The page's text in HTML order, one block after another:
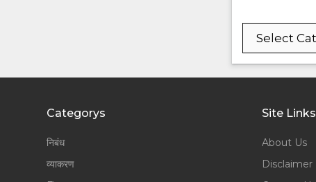
Categories
Categorys
निबंध
व्याकरण
Site Links
About Us
Disclaimer